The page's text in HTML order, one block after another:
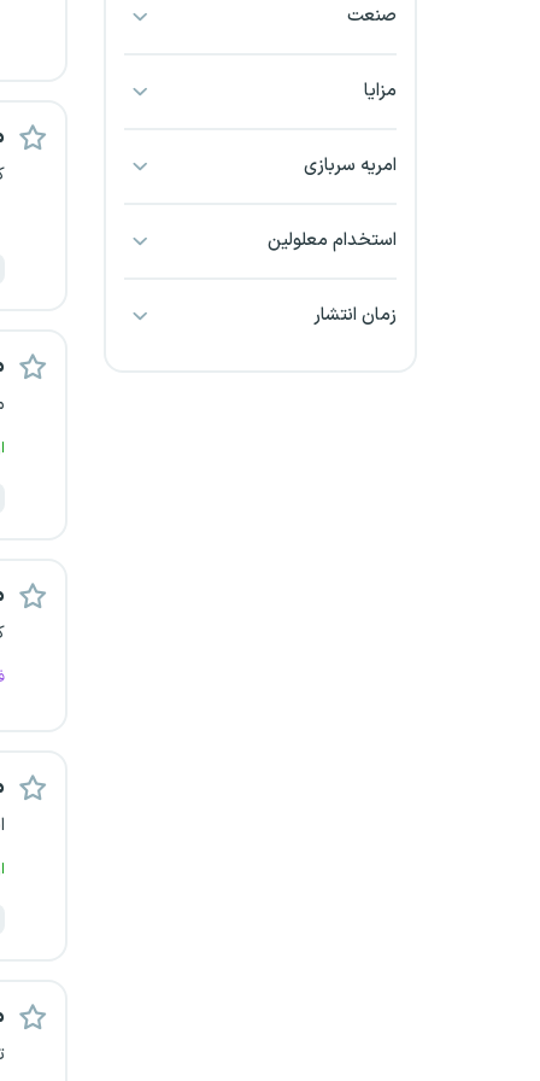
بجنورد
خراسان جنوبی
صنعت
مزایا
امریه سربازی
استخدام معلولین
زمان انتشار